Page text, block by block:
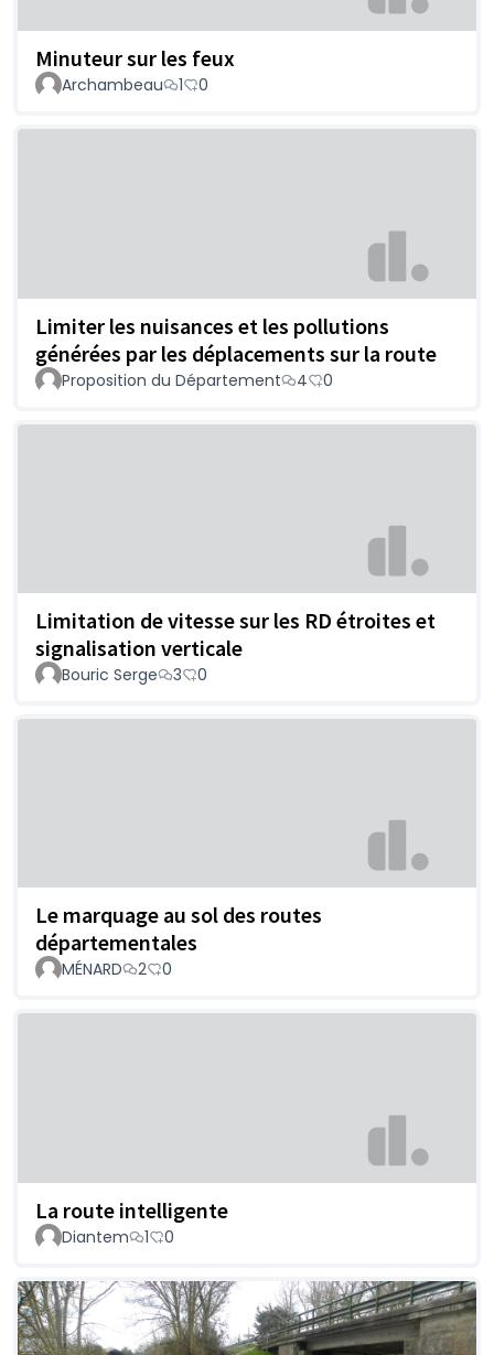
Minuteur sur les feux
Archambeau 1 0
Limiter les nuisances et les pollutions
générées par les déplacements sur la route
Proposition du Département 4 0
Limitation de vitesse sur les RD étroites et
signalisation verticale
Bouric Serge 3 0
Le marquage au sol des routes
départementales
MÉNARD 2 0
La route intelligente
Diantem 1 0